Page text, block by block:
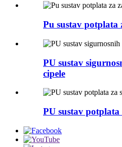
Pu sustav potplata
PU sustav
cipele
PU sustav potplata